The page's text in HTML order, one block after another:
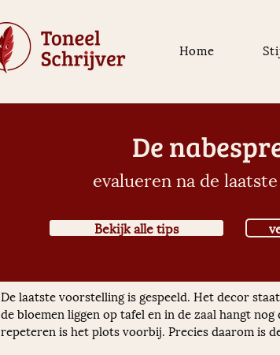
Home
De
evalueren na de
Bekijk alle tips
De laatste voorstelling is gespeeld. Het decor
de bloemen liggen op tafel en in de zaal hangt
repeteren is het plots voorbij. Precies daarom is